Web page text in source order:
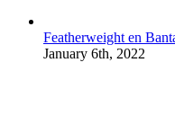
Featherweight en
January 6th, 2022